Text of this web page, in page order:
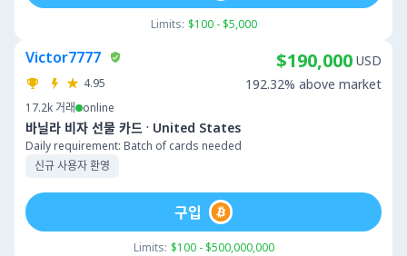
Limits: $100 - $5,000
Victor7777
4.95
17.2k 거래 online
바닐라 비자 선물 카드 · United States
Daily requirement: Batch of cards needed
신규 사용자 환영
$190,000 USD
192.32% above market
Limits: $100 - $500,000,000
구입